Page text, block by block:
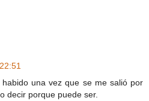
una vez que se me salió por
decir porque puede ser.